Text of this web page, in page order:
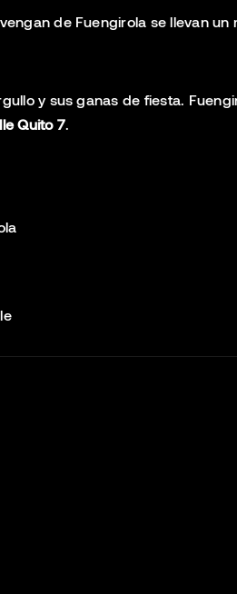
de Fuengirola se llevan
y sus ganas de fiesta.
Quito 7